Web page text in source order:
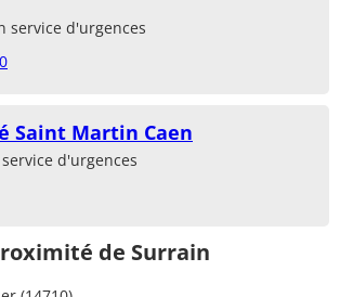
service d'urgences
Saint Martin Caen
d'urgences
de Surrain